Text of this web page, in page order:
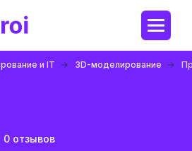
и IT 3D-моделирование
0 отзывов